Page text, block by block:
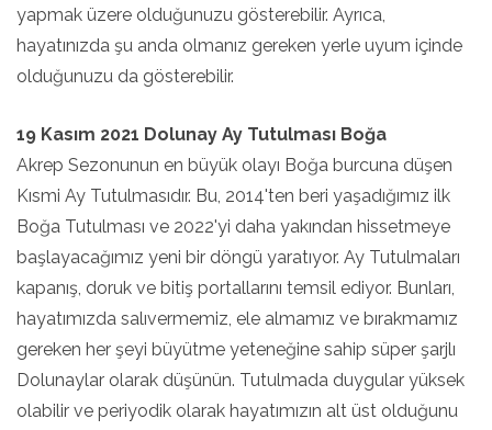
yapmak üzere olduğunuzu gösterebilir. Ayrıca,
hayatınızda şu anda olmanız gereken yerle uyum içinde
olduğunuzu da gösterebilir.
19 Kasım 2021 Dolunay Ay Tutulması Boğa
Akrep Sezonunun en büyük olayı Boğa burcuna düşen
Kısmi Ay Tutulmasıdır. Bu, 2014'ten beri yaşadığımız ilk
Boğa Tutulması ve 2022'yi daha yakından hissetmeye
başlayacağımız yeni bir döngü yaratıyor. Ay Tutulmaları
kapanış, doruk ve bitiş portallarını temsil ediyor. Bunları,
hayatımızda salıvermemiz, ele almamız ve bırakmamız
gereken her şeyi büyütme yeteneğine sahip süper şarjlı
Dolunaylar olarak düşünün. Tutulmada duygular yüksek
olabilir ve periyodik olarak hayatımızın alt üst olduğunu